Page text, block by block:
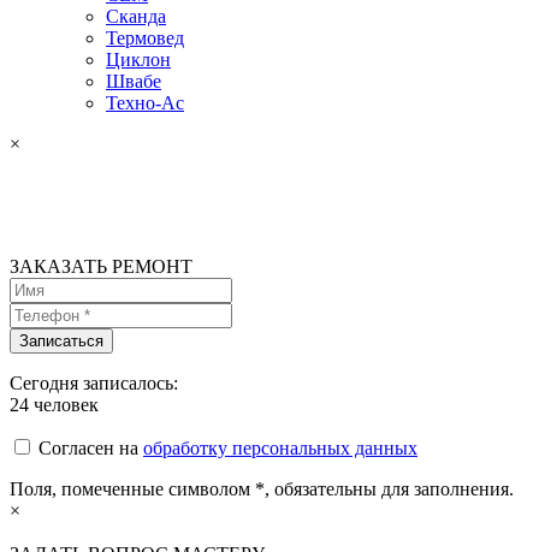
Сканда
Термовед
Циклон
Швабе
Техно-Ас
×
ЗАКАЗАТЬ РЕМОНТ
Сегодня записалось:
24 человек
Согласен на обработку персональных данных
Поля, помеченные символом *, обязательны для заполнения.
×